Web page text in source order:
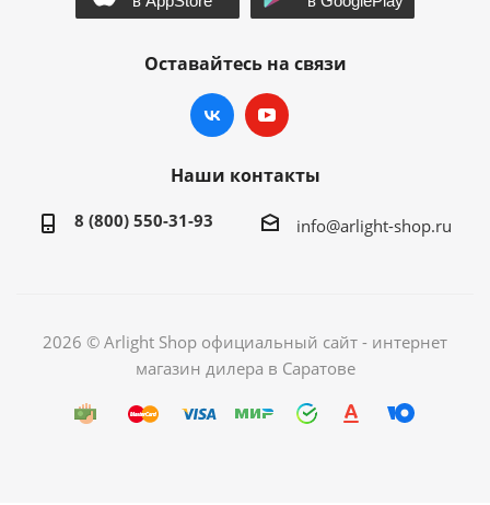
Оставайтесь на связи
Наши контакты
8 (800) 550-31-93 info@arlight-shop.ru
2026 © Arlight Shop официальный сайт - интернет
магазин дилера в Саратове